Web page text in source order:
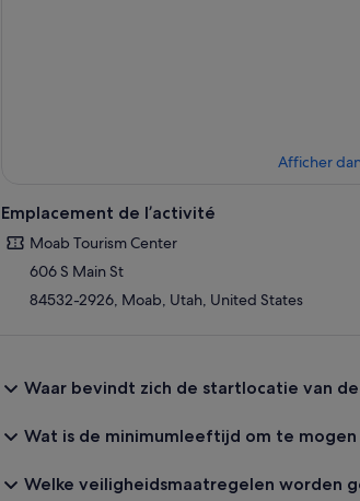
Afficher
Emplacement de l’activité
Moab Tourism Center
606 S Main St
84532-2926, Moab, Utah, United States
Waar bevindt zich de startlocatie van
Wat is de minimumleeftijd om te mogen
Welke veiligheidsmaatregelen worden